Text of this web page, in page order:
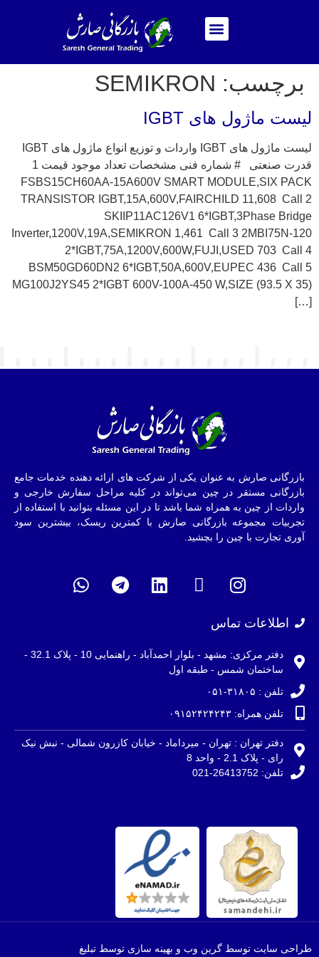
برچسب: SEMIKRON
لیست ماژول های IGBT
لیست ماژول های IGBT واردات و توزیع انواع ماژول های IGBT
قدرت صنعتی # شماره فنی مشخصات تعداد موجود قیمت 1
FSBS15CH60AA-15A600V SMART MODULE,SIX PACK
TRANSISTOR IGBT,15A,600V,FAIRCHILD 11,608 Call 2
SKIIP11AC126V1 6*IGBT,3Phase Bridge
Inverter,1200V,19A,SEMIKRON 1,461 Call 3 2MBI75N-120
2*IGBT,75A,1200V,600W,FUJI,USED 703 Call 4
BSM50GD60DN2 6*IGBT,50A,600V,EUPEC 436 Call 5
MG100J2YS45 2*IGBT 600V-100A-450 W,SIZE (93.5 X 35)
[…]
بازرگانی صارش به عنوان یکی از شرکت های ارائه دهنده خدمات جامع
بازرگانی مستقر در چین می‌تواند در کلیه مراحل سفارش خارجی و
واردات از چین به همراه شما باشد تا در این مسئله بتوانید با استفاده از
تجربیات مجموعه بازرگانی صارش با کمترین ریسک، بیشترین سود
آوری تجارت با چین را بچشید.
اطلاعات تماس
دفتر مرکزی: مشهد - بلوار احمدآباد - راهنمایی 10 - پلاک 32.1 -
ساختمان شمس - طبقه اول
تلفن : ۳۱۸۰۵-۰۵۱
تلفن همراه: ۰۹۱۵۲۴۲۴۲۴۳
دفتر تهران : تهران - میرداماد - خیابان کازرون شمالی - نبش نیک
رای - پلاک 2.1 - واحد 8
تلفن: 26413752-021
طراحی سایت توسط گرین وب و بهینه سازی توسط تبلیغ